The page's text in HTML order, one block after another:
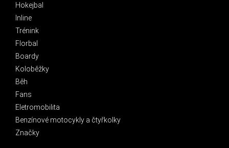
Hokejbal
Inline
Trénink
Florbal
Boardy
Koloběžky
Běh
Fans
Eletromobilita
Benzínové motocykly a čtyřkolky
Značky